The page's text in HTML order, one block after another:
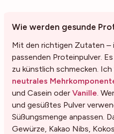
Wie werden gesunde
Mit den richtigen Zutaten –
passenden Proteinpulver.
zu künstlich schmecken.
neutrales
und Casein oder Vanille.
und gesüßtes Pulver
Süßungsmenge anpassen.
Gewürze, Kakao Nibs,